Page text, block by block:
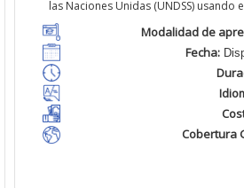
las Naciones Unidas (UNDSS) usando
Modalidad de
Fecha:
Cobertura